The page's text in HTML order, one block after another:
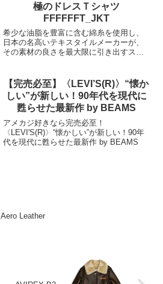
極のドレスＴシャツ
FFFFFFT_JKT
希少な油脂を豊富に含む綿糸を使用し、
日本の名高いテキスタイルメーカーが、
その素材の良さを最大限に引き出すスム
綿特有のもっちりとした柔らかさ、きめ
細やかな滑らかさ、自然な...
【完売必至】〈LEVI’S(R)〉“懐か
しい”が新しい！90年代を現代に
甦らせた最新作 by BEAMS
アメカジ好きなら完売必至！
〈LEVI'S(R)〉“懐かしい”が新しい！90年
代を現代に甦らせた最新作 by BEAMS
Aero Leather